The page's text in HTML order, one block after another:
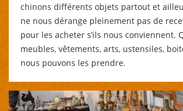
chinons différents objets partout et
ne nous dérange pleinement pas de
pour les acheter s’ils nous conviennent.
meubles, vêtements, arts, ustensiles,
nous pouvons les prendre.